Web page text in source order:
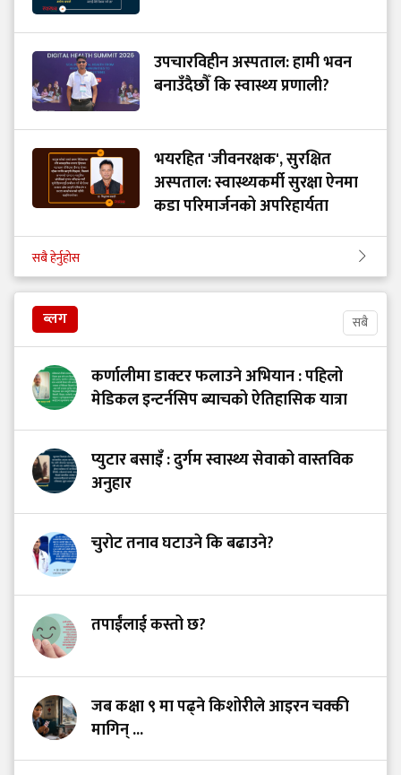
उपचारविहीन अस्पताल: हामी भवन
बनाउँदैछौँ कि स्वास्थ्य प्रणाली?
भयरहित 'जीवनरक्षक', सुरक्षित
अस्पताल: स्वास्थ्यकर्मी सुरक्षा ऐनमा
कडा परिमार्जनको अपरिहार्यता
सबै हेर्नुहोस
ब्लग सबै
कर्णालीमा डाक्टर फलाउने अभियान : पहिलो
मेडिकल इन्टर्नसिप ब्याचको ऐतिहासिक यात्रा
प्युटार बसाइँ : दुर्गम स्वास्थ्य सेवाको वास्तविक
अनुहार
चुरोट तनाव घटाउने कि बढाउने?
तपाईंलाई कस्तो छ?
जब कक्षा ९ मा पढ्ने किशोरीले आइरन चक्की
मागिन् ...